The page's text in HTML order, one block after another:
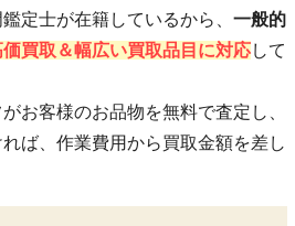
定士が在籍しているから、 一般的
価買取＆幅広い買取品目に対応して
お客様のお品物を無料で査定し、
ば、作業費用から買取金額を差し